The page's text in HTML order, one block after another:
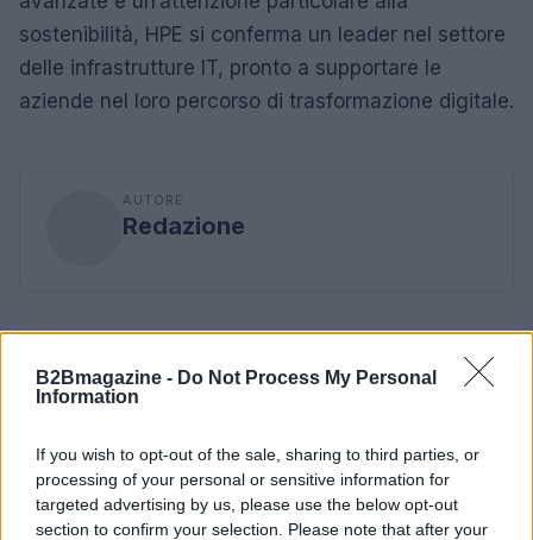
B2Bmagazine - Do Not Process My Personal
Information
If you wish to opt-out of the sale, sharing to third parties, or
processing of your personal or sensitive information for
targeted advertising by us, please use the below opt-out
section to confirm your selection. Please note that after your
sostenibilità, HPE si conferma un leader nel settore
delle infrastrutture IT, pronto a supportare le
aziende nel loro percorso di trasformazione digitale.
AUTORE
Redazione